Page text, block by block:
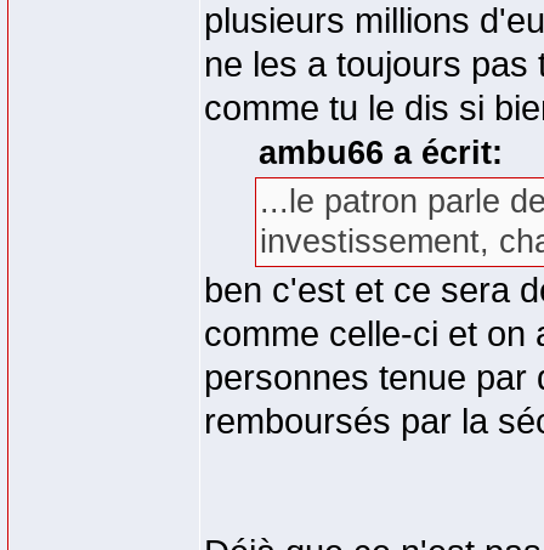
plusieurs millions
ne les a toujours
comme tu le dis si
ambu66 a écrit:
...le patron parle
investissement,
ben c'est et ce sera
comme celle-ci et on
personnes tenue par
remboursés par la